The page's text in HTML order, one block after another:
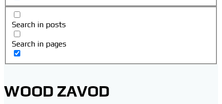
Search in posts
Search in pages
WOOD ZAVOD